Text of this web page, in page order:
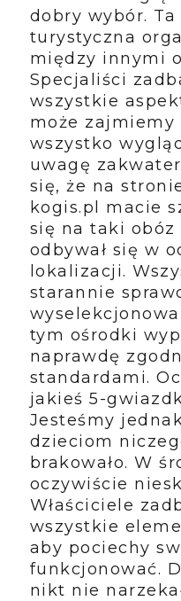
dobry wybór. Ta
turystyczna
między innymi
Specjaliści
wszystkie
może
wszystko
uwagę
się, że na
kogis.pl macie
się na taki
odbywał się w
lokalizacji.
starannie
tym ośrodki
naprawdę
standardami.
jakieś 5-
Jesteśmy
dzieciom
brakowało. W
oczywiście
Właściciele
wszystkie
aby pociechy
funkcjonować.
nikt nie